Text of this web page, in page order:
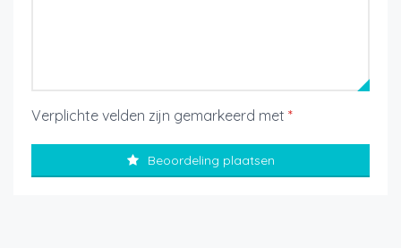
Verplichte velden zijn gemarkeerd met *
Beoordeling plaatsen